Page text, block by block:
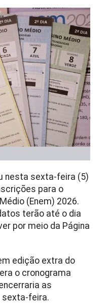
nesta sexta-feira (5)
para o
(Enem) 2026.
terão até o dia
por meio da Página
edição extra do
o cronograma
as
sexta-feira.